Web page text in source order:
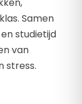
Samen
studietijd
van
stress.